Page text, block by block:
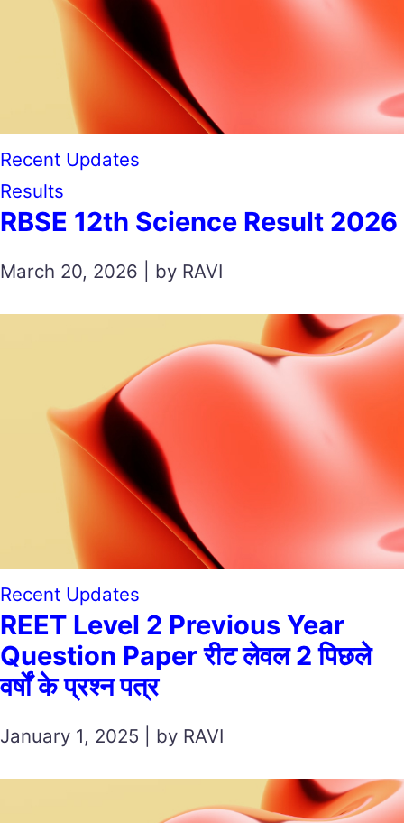
Recent Updates
Results
RBSE 12th Science Result 2026
March 20, 2026 | by RAVI
Recent Updates
REET Level 2 Previous Year
Question Paper रीट लेवल 2 पिछले
वर्षों के प्रश्न पत्र
January 1, 2025 | by RAVI